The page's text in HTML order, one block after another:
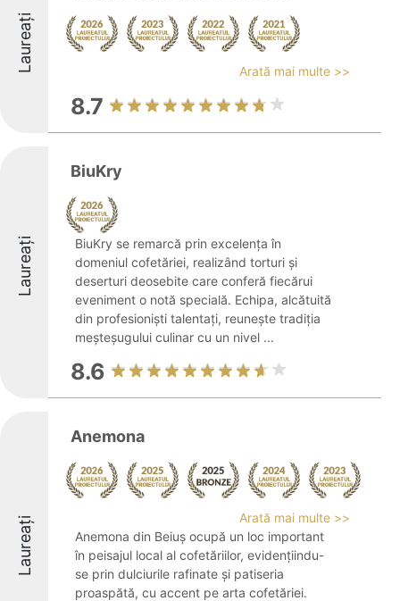
Laureați Arată mai multe >>
8.7
Laureați
BiuKry
BiuKry se remarcă prin excelența în
domeniul cofetăriei, realizând torturi și
deserturi deosebite care conferă fiecărui
eveniment o notă specială. Echipa, alcătuită
din profesioniști talentați, reunește tradiția
meșteșugului culinar cu un nivel ...
8.6
Laureați
Anemona
Arată mai multe >>
Anemona din Beiuș ocupă un loc important
în peisajul local al cofetăriilor, evidențiindu-
se prin dulciurile rafinate și patiseria
proaspătă, cu accent pe arta cofetăriei.